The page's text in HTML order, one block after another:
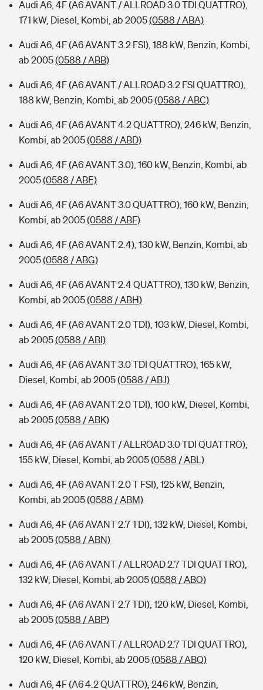
Audi A6, 4F (A6 AVANT / ALLROAD 3.0 TDI QUATTRO),
171 kW, Diesel, Kombi, ab 2005(0588 / ABA)
Audi A6, 4F (A6 AVANT 3.2 FSI), 188 kW, Benzin, Kombi,
ab 2005(0588 / ABB)
Audi A6, 4F (A6 AVANT / ALLROAD 3.2 FSI QUATTRO),
188 kW, Benzin, Kombi, ab 2005(0588 / ABC)
Audi A6, 4F (A6 AVANT 4.2 QUATTRO), 246 kW, Benzin,
Kombi, ab 2005(0588 / ABD)
Audi A6, 4F (A6 AVANT 3.0), 160 kW, Benzin, Kombi, ab
2005(0588 / ABE)
Audi A6, 4F (A6 AVANT 3.0 QUATTRO), 160 kW, Benzin,
Kombi, ab 2005(0588 / ABF)
Audi A6, 4F (A6 AVANT 2.4), 130 kW, Benzin, Kombi, ab
2005(0588 / ABG)
Audi A6, 4F (A6 AVANT 2.4 QUATTRO), 130 kW, Benzin,
Kombi, ab 2005(0588 / ABH)
Audi A6, 4F (A6 AVANT 2.0 TDI), 103 kW, Diesel, Kombi,
ab 2005(0588 / ABI)
Audi A6, 4F (A6 AVANT 3.0 TDI QUATTRO), 165 kW,
Diesel, Kombi, ab 2005(0588 / ABJ)
Audi A6, 4F (A6 AVANT 2.0 TDI), 100 kW, Diesel, Kombi,
ab 2005(0588 / ABK)
Audi A6, 4F (A6 AVANT / ALLROAD 3.0 TDI QUATTRO),
155 kW, Diesel, Kombi, ab 2005(0588 / ABL)
Audi A6, 4F (A6 AVANT 2.0 T FSI), 125 kW, Benzin,
Kombi, ab 2005(0588 / ABM)
Audi A6, 4F (A6 AVANT 2.7 TDI), 132 kW, Diesel, Kombi,
ab 2005(0588 / ABN)
Audi A6, 4F (A6 AVANT / ALLROAD 2.7 TDI QUATTRO),
132 kW, Diesel, Kombi, ab 2005(0588 / ABO)
Audi A6, 4F (A6 AVANT 2.7 TDI), 120 kW, Diesel, Kombi,
ab 2005(0588 / ABP)
Audi A6, 4F (A6 AVANT / ALLROAD 2.7 TDI QUATTRO),
120 kW, Diesel, Kombi, ab 2005(0588 / ABQ)
Audi A6, 4F (A6 4.2 QUATTRO), 246 kW, Benzin,